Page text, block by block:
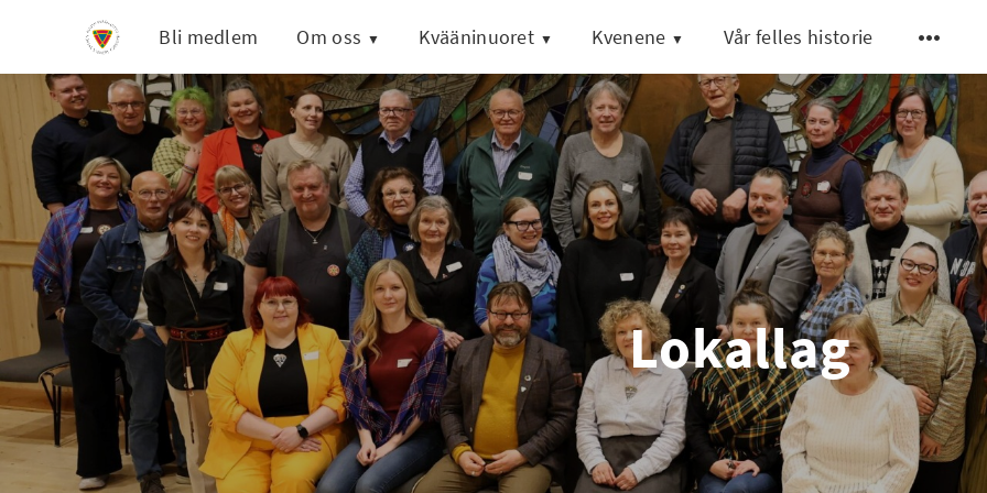
Bli medlem Om oss Kvääninuoret Kvenene Vår felles historie
Lokallag